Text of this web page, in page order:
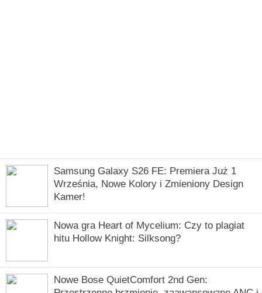
Samsung Galaxy S26 FE: Premiera Już 1
Września, Nowe Kolory i Zmieniony Design
Kamer!
Nowa gra Heart of Mycelium: Czy to plagiat
hitu Hollow Knight: Silksong?
Nowe Bose QuietComfort 2nd Gen: